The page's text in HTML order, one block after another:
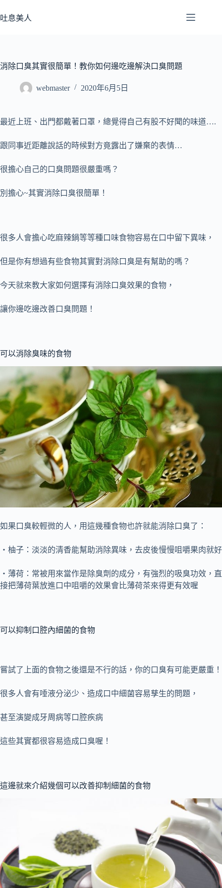
至
容
吐息美人
消除口臭其實很簡單！教你如何邊吃邊解決口臭問題
webmaster 2020年6月5日
最近上班、出門都戴著口罩，總覺得自己有股不好聞的味道….
跟同事近距離說話的時候對方竟露出了嫌棄的表情…
很擔心自己的口臭問題很嚴重嗎？
別擔心~其實消除口臭很簡單！
很多人會擔心吃麻辣鍋等等種口味食物容易在口中留下異味，
但是你有想過有些食物其實對消除口臭是有幫助的嗎？
今天就來教大家如何選擇有消除口臭效果的食物，
讓你邊吃邊改善口臭問題！
可以消除臭味的食物
如果口臭較輕微的人，用這幾種食物也許就能消除口臭了：
・柚子：淡淡的清香能幫助消除異味，去皮後慢慢咀嚼果肉就好
・薄荷：常被用來當作是除臭劑的成分，有強烈的吸臭功效，直
接把薄荷葉放進口中咀嚼的效果會比薄荷茶來得更有效喔
可以抑制口腔內細菌的食物
嘗試了上面的食物之後還是不行的話，你的口臭有可能更嚴重！
很多人會有唾液分泌少、造成口中細菌容易孳生的問題 ，
甚至演變成牙周病等口腔疾病
這些其實都很容易造成口臭喔！
這邊就來介紹幾個可以改善抑制細菌的食物